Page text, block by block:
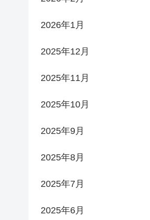
2026年1月
2025年12月
2025年11月
2025年10月
2025年9月
2025年8月
2025年7月
2025年6月